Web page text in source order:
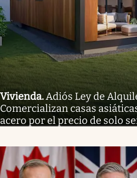
Vivienda.Adiós Ley de
Comercializan casas
acero por el precio de solo